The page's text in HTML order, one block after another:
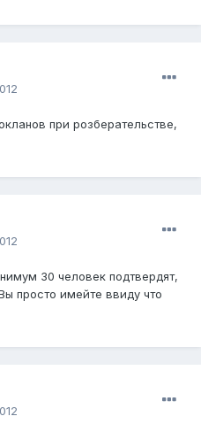
при розберательстве,
30 человек подтвердят,
просто имейте ввиду что